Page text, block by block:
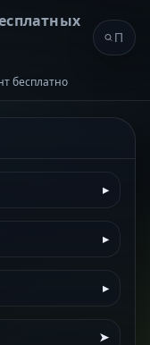
бесплатно
▸
▸
▸
➤